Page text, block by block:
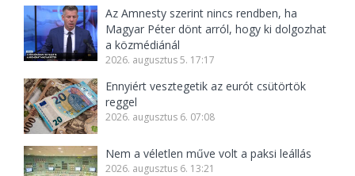
Az Amnesty szerint nincs rendben, ha
Magyar Péter dönt arról, hogy ki dolgozhat
a közmédiánál
2026. augusztus 5. 17:17
Ennyiért vesztegetik az eurót csütörtök
reggel
2026. augusztus 6. 07:08
Nem a véletlen műve volt a paksi leállás
2026. augusztus 6. 13:21